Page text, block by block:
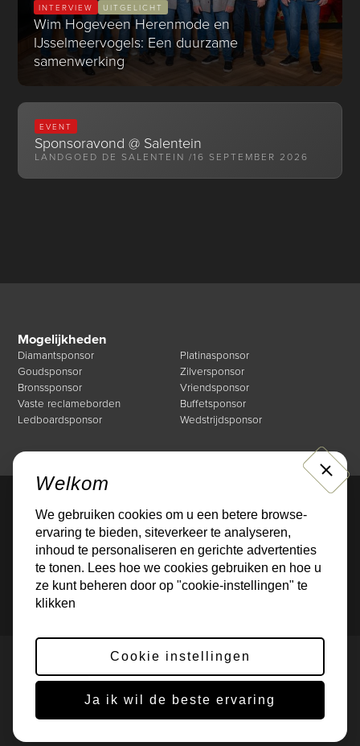
INTERVIEW UITGELICHT
Wim Hogeveen Herenmode en
IJsselmeervogels: Een duurzame
samenwerking
EVENT
Sponsoravond @ Salentein
LANDGOED DE SALENTEIN /16 SEPTEMBER 2026
Mogelijkheden
Diamantsponsor
Platinasponsor
Goudsponsor
Zilversponsor
Bronssponsor
Vriendsponsor
Vaste reclameborden
Buffetsponsor
Ledboardsponsor
Wedstrijdsponsor
Direct naar
Mogelijkheden
Over de Businessclub
Nieuws
Events
Sponsoren
Contact
Privacybeleid
Cookies
© 2026 Gerealiseerd doorOnline Monkeys
Deze site wordt beschermd door reCAPTCHA. Hetprivacybeleiden de
Welkom
We gebruiken cookies om u een betere browse-
ervaring te bieden, siteverkeer te analyseren,
inhoud te personaliseren en gerichte advertenties
te tonen. Lees hoe we cookies gebruiken en hoe u
ze kunt beheren door op "cookie-instellingen" te
klikken
CLOSE
Cookie instellingen
Ja ik wil de beste ervaring